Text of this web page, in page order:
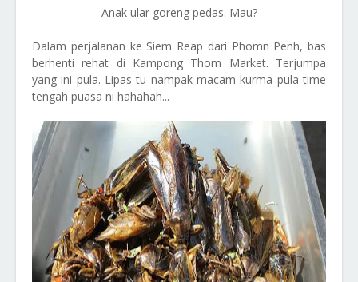
Anak ular goreng pedas. Mau?
Dalam perjalanan ke Siem Reap dari Phomn Penh, bas
berhenti rehat di Kampong Thom Market. Terjumpa
yang ini pula. Lipas tu nampak macam kurma pula time
tengah puasa ni hahahah...